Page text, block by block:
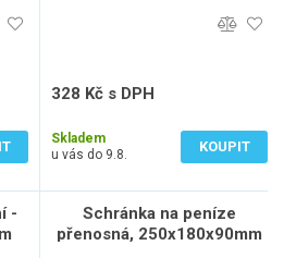
328 Kč s DPH
Skladem
u vás do 9.8.
KOUPIT
-
Schránka na peníze
přenosná, 250x180x90mm